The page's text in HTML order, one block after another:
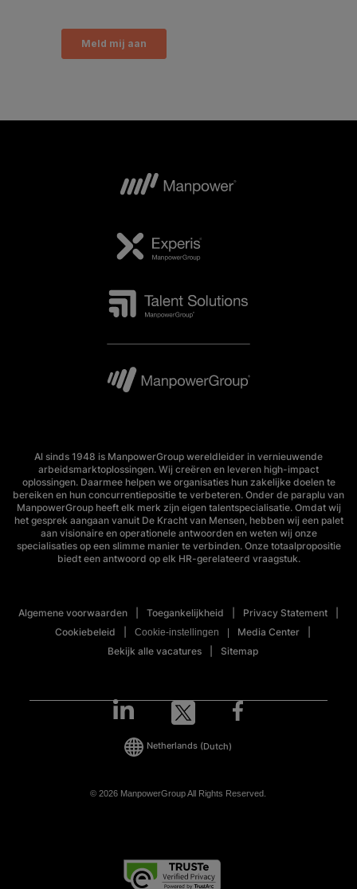
Al sinds 1948 is ManpowerGroup wereldleider in vernieuwende
arbeidsmarktoplossingen. Wij creëren en leveren high-impact
oplossingen. Daarmee helpen we organisaties hun zakelijke doelen te
bereiken en hun concurrentiepositie te verbeteren. Onder de paraplu van
ManpowerGroup heeft elk merk zijn eigen talentspecialisatie. Omdat wij
het gesprek aangaan vanuit De Kracht van Mensen, hebben wij een palet
aan visionaire en operationele antwoorden en weten wij onze
specialisaties op een slimme manier te verbinden. Onze totaalpropositie
biedt een antwoord op elk HR-gerelateerd vraagstuk.
Algemene voorwaarden Toegankelijkheid
Privacy Statement
Cookiebeleid
Cookie-instellingen
Media Center
Bekijk alle vacatures
Sitemap
© 2026 ManpowerGroup All Rights Reserved.
Netherlands (Dutch)